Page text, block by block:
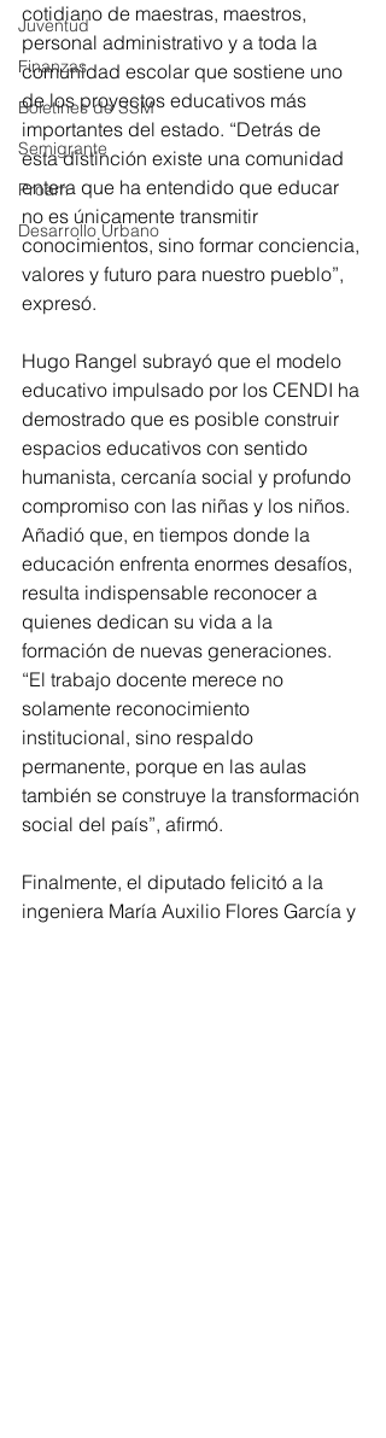
Juventud
Finanzas
Boletines de SSM
Semigrante
Proam
Desarrollo Urbano
cotidiano de maestras, maestros,
personal administrativo y a toda la
comunidad escolar que sostiene uno
de los proyectos educativos más
importantes del estado. “Detrás de
esta distinción existe una comunidad
entera que ha entendido que educar
no es únicamente transmitir
conocimientos, sino formar conciencia,
valores y futuro para nuestro pueblo”,
expresó.
Hugo Rangel subrayó que el modelo
educativo impulsado por los CENDI ha
demostrado que es posible construir
espacios educativos con sentido
humanista, cercanía social y profundo
compromiso con las niñas y los niños.
Añadió que, en tiempos donde la
educación enfrenta enormes desafíos,
resulta indispensable reconocer a
quienes dedican su vida a la
formación de nuevas generaciones.
“El trabajo docente merece no
solamente reconocimiento
institucional, sino respaldo
permanente, porque en las aulas
también se construye la transformación
social del país”, afirmó.
Finalmente, el diputado felicitó a la
ingeniera María Auxilio Flores García y